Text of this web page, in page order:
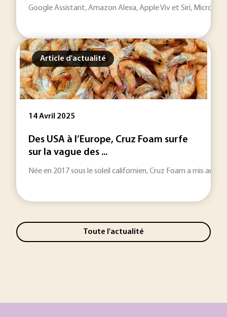
Google Assistant, Amazon Alexa, Apple Viv et Siri,
Article d'actualité
14 Avril 2025
Des USA à l’Europe, Cruz Foam surfe
sur la vague des ...
Née en 2017 sous le soleil californien, Cruz Foam a mis
Toute l'actualité